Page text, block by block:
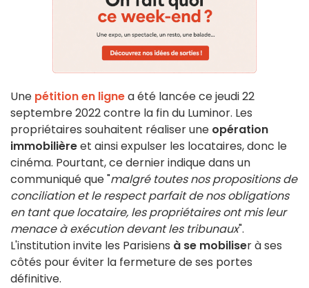
Une pétition en lignea été lancée ce jeudi 22
septembre 2022 contre la fin du Luminor. Les
propriétaires souhaitent réaliser une opération
immobilièreet ainsi expulser les locataires, donc le
cinéma. Pourtant, ce dernier indique dans un
communiqué que "malgré toutes nos propositions de
conciliation et le respect parfait de nos obligations
en tant que locataire, les propriétaires ont mis leur
menace à exécution devant les tribunaux".
L'institution invite les Parisiens à se mobiliser à ses
côtés pour éviter la fermeture de ses portes
définitive.